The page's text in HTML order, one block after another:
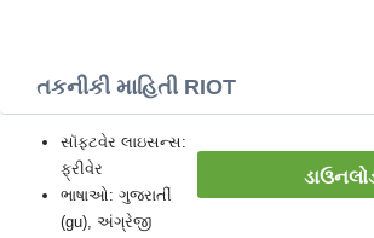
તકનીકી માહિતી RIOT
સૉફ્ટવેર લાઇસન્સ:
ફ્રીવેર
ભાષાઓ: ગુજરાતીં
(gu), અંગ્રેજી